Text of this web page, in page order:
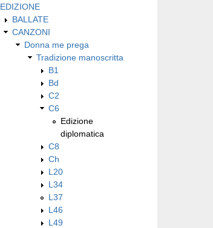
EDIZIONE
BALLATE
CANZONI
Donna me prega
Tradizione manoscritta
B1
Bd
C2
C6
Edizione
diplomatica
C8
Ch
L20
L34
L37
L46
L49